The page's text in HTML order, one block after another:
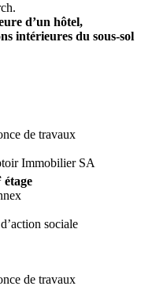
d’un hôtel,
intérieures du sous-sol
de travaux
Immobilier SA
étage
sociale
de travaux